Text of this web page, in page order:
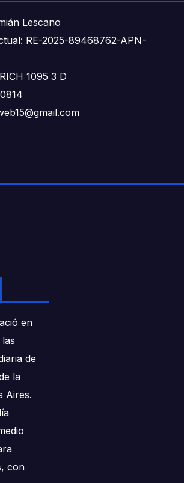
Lescano
RE-2025-89468762-APN-
1095 3 D
en
de
la
Aires.
con